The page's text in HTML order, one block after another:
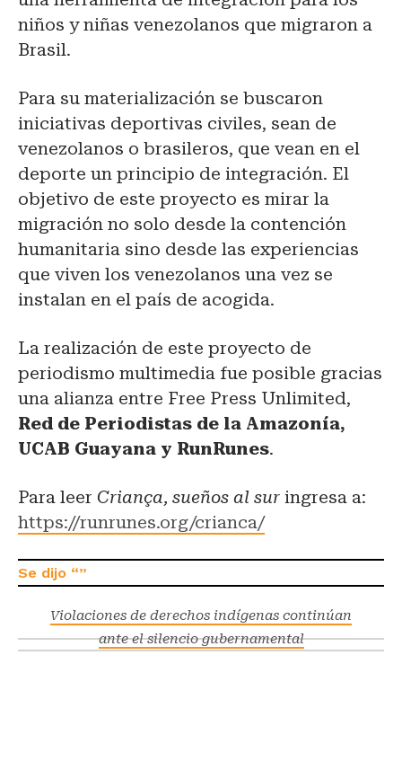
niños y niñas venezolanos que migraron a
Brasil.
Para su materialización se buscaron
iniciativas deportivas civiles, sean de
venezolanos o brasileros, que vean en el
deporte un principio de integración. El
objetivo de este proyecto es mirar la
migración no solo desde la contención
humanitaria sino desde las experiencias
que viven los venezolanos una vez se
instalan en el país de acogida.
La realización de este proyecto de
periodismo multimedia fue posible gracias
una alianza entre Free Press Unlimited,
Red de Periodistas de la Amazonía,
UCAB Guayana y RunRunes.
Para leer Criança, sueños al sur ingresa a:
https://runrunes.org/crianca/
Violaciones de derechos indígenas continúan
ante el silencio gubernamental